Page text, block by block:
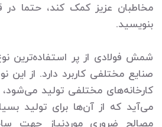
مخاطبان عزیز کمک کند، حتما
بنویسید.
شمش فولادی از پر
صنایع مختلفی کاربرد دارد. از
کارخانه‌های مختلفی تولید
می‌آید که از آن‌ها برای تولید
مصالح ضروری موردنیاز جهت